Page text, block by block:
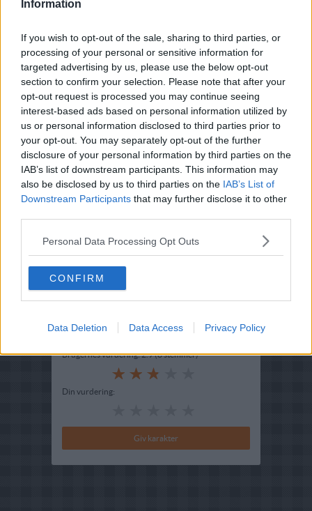
Information
If you wish to opt-out of the sale, sharing to third parties, or
processing of your personal or sensitive information for
targeted advertising by us, please use the below opt-out
section to confirm your selection. Please note that after your
opt-out request is processed you may continue seeing
interest-based ads based on personal information utilized by
us or personal information disclosed to third parties prior to
your opt-out. You may separately opt-out of the further
disclosure of your personal information by third parties on the
IAB’s list of downstream participants. This information may
also be disclosed by us to third parties on the IAB’s List of
Downstream Participants that may further disclose it to other
Personal Data Processing Opt Outs
CONFIRM
Data Deletion Data Access Privacy Policy
Opskriftsinfo
Ret :Pålæg-Postej
Hovedingrediens :Blandet kød-Andet blandet kød
Indsendt :2005-09-15
Brugernes vurdering:2.9(8stemmer)
Din vurdering: